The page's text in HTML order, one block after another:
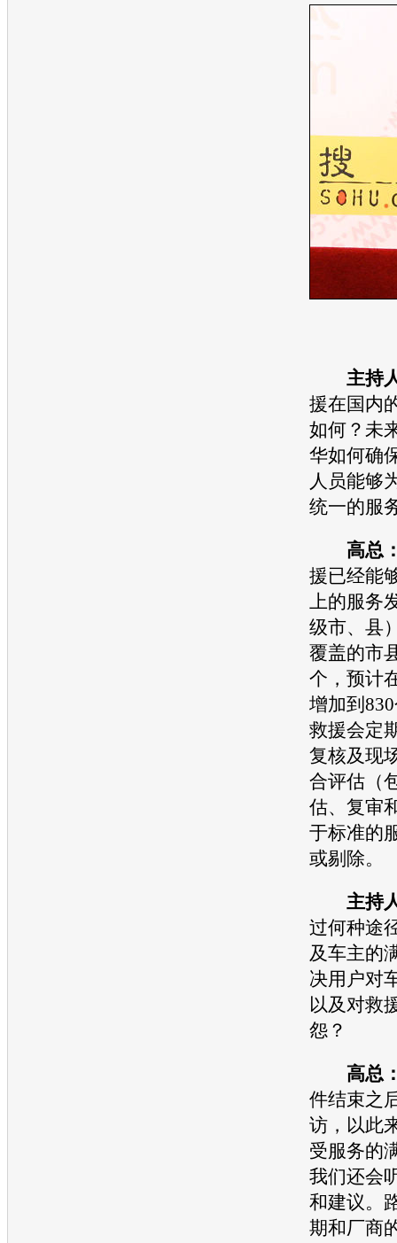
主持
援在国内
如何？未
华如何确
人员能够
统一的服
高总
援已经能
上的服务
级市、县
覆盖的市
个，预计
增加到
救援会定
复核及现
合评估（
估、复审
于标准的
或剔除。
主持
过何种途
及车主的
决用户对
以及对救
怨？
高总
件结束之
访，以此
受服务的
我们还会
和建议。
期和厂商